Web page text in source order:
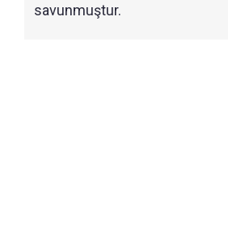
savunmuştur.